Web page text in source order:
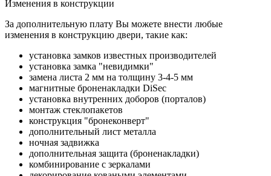
Изменения в конструкции
За дополнительную плату Вы можете внести любые
изменения в конструкцию двери, такие как:
установка замков известных производителей
установка замка "невидимки"
замена листа 2 мм на толщину 3-4-5 мм
магнитные броненакладки DiSec
установка внутренних доборов (порталов)
монтаж стеклопакетов
конструкция "бронеконверт"
дополнительный лист металла
ночная задвижка
дополнительная защита (броненакладки)
комбинирование с зеркалами